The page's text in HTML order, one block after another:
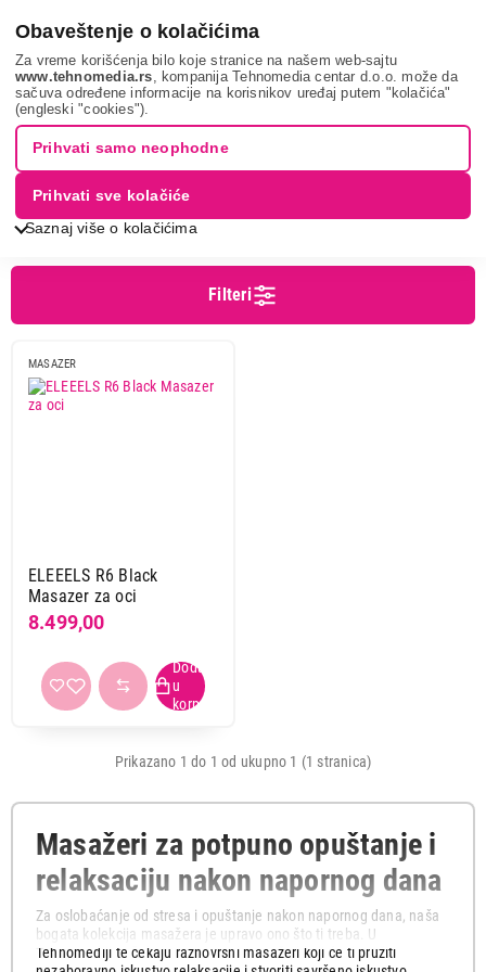
Obaveštenje o kolačićima
Za vreme korišćenja bilo koje stranice na našem web-sajtu
www.tehnomedia.rs , kompanija Tehnomedia centar d.o.o. može da
sačuva određene informacije na korisnikov uređaj putem "kolačića"
(engleski "cookies").
Saznaj više o kolačićima
Prihvati samo neophodne
Prihvati sve kolačiće
Nega tela, lepota i zdravlje Masažeri Masažeri za lice
Cena od Cena do
Napajanje
Primeni filtere
MASAŽERI ZA LICE
Sortiranje Prikaz
Filteri
MASAZER
ELEEELS R6 Black
Masazer za oci
8.499,00
Prikazano 1 do 1 od ukupno 1 (1 stranica)
Masažeri za potpuno opuštanje i
relaksaciju nakon napornog dana
Za oslobaćanje od stresa i opuštanje nakon napornog dana, naša
bogata kolekcija masažera je upravo ono što ti treba. U
Tehnomediji te čekaju raznovrsni masažeri koji će ti pružiti